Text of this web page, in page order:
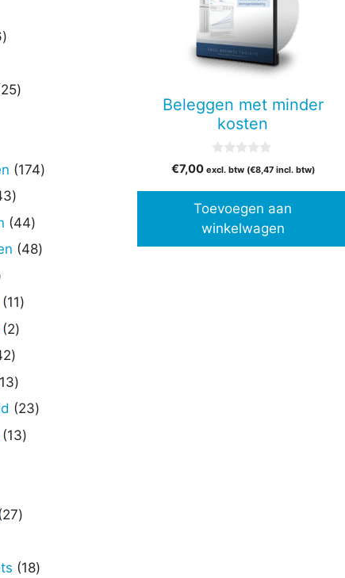
Beleggen met minder
kosten
v
5
€7,00 excl. btw (€8,47incl. btw)
Toevoegen aan
winkelwagen
16
2525
174174
43
producten
4444
producten
4848
producten
1111
22
42
producten
1313
producten
2323
1313
2727
1818